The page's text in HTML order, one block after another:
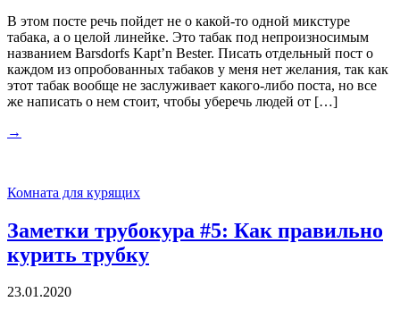
В этом посте речь пойдет не о какой-то одной микстуре
табака, а о целой линейке. Это табак под непроизносимым
названием Barsdorfs Kapt’n Bester. Писать отдельный пост о
каждом из опробованных табаков у меня нет желания, так как
этот табак вообще не заслуживает какого-либо поста, но все
же написать о нем стоит, чтобы уберечь людей от […]
→
Комната для курящих
Заметки трубокура #5: Как правильно
курить трубку
23.01.2020